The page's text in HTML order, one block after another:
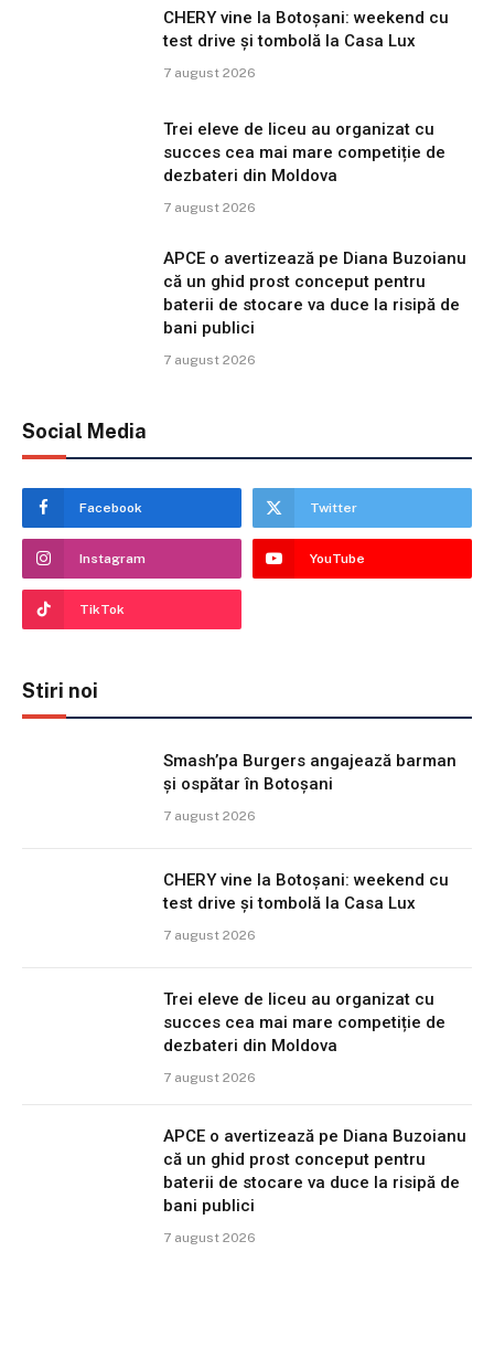
CHERY vine la Botoșani: weekend cu
test drive și tombolă la Casa Lux
7 august 2026
Trei eleve de liceu au organizat cu
succes cea mai mare competiție de
dezbateri din Moldova
7 august 2026
APCE o avertizează pe Diana Buzoianu
că un ghid prost conceput pentru
baterii de stocare va duce la risipă de
bani publici
7 august 2026
Social Media
Facebook Twitter
Instagram YouTube
TikTok
Stiri noi
Smash’pa Burgers angajează barman
și ospătar în Botoșani
7 august 2026
CHERY vine la Botoșani: weekend cu
test drive și tombolă la Casa Lux
7 august 2026
Trei eleve de liceu au organizat cu
succes cea mai mare competiție de
dezbateri din Moldova
7 august 2026
APCE o avertizează pe Diana Buzoianu
că un ghid prost conceput pentru
baterii de stocare va duce la risipă de
bani publici
7 august 2026